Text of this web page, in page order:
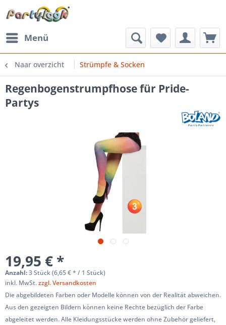
Menü
Naar overzicht Strümpfe & Socken
Regenbogenstrumpfhose für Pride-
Partys
19,95 € *
Anzahl:3 Stück (6,65 € * / 1 Stück)
inkl. MwSt.zzgl. Versandkosten
Die abgebildeten Farben oder Modelle können von der Realität abweichen.
Aus den gezeigten Bildern können keine Rechte bezüglich der Farbe
abgeleitet werden. Alle Kleidungsstücke werden ohne Zubehör geliefert,